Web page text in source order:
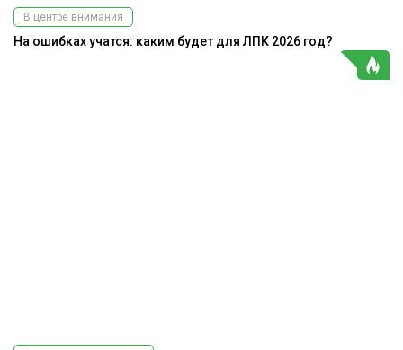
В центре внимания
На ошибках учатся: каким будет для ЛПК 2026 год?